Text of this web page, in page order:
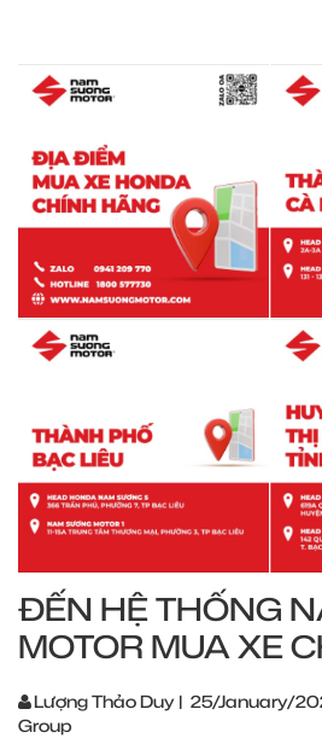
ĐẾN HỆ THỐNG
MOTOR MUA XE
Lượng Thảo Duy | 25/January/
Group